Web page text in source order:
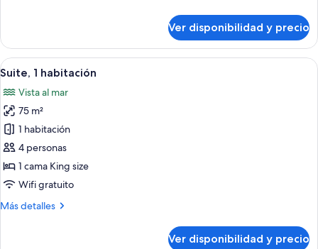
Premium,
habitaciones
Ver disponibilidad y precio
Ver
todas
las
fotos
de
Suite,
1
habitación
Un balcón con mobiliario de
17
Suite, 1 habitación
Vista al mar
75 m²
1 habitación
4 personas
1 cama King size
Wifi gratuito
Más detalles
Más
Ver disponibilidad y precio